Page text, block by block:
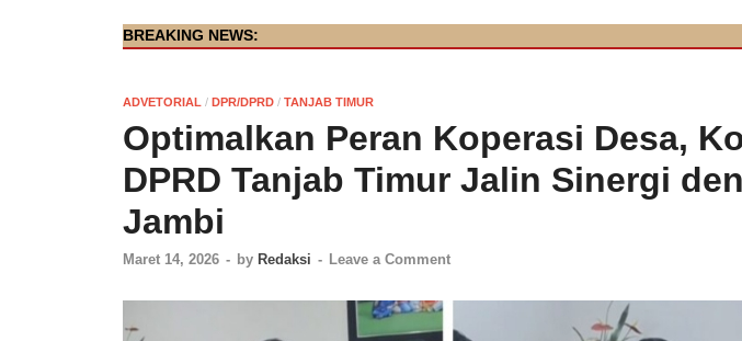
BREAKING NEWS:
ADVETORIAL / DPR/DPRD / TANJAB TIMUR
Optimalkan Peran Koperasi Desa,
DPRD Tanjab Timur Jalin Sinergi
Jambi
Maret 14, 2026 - by Redaksi - Leave a Comment